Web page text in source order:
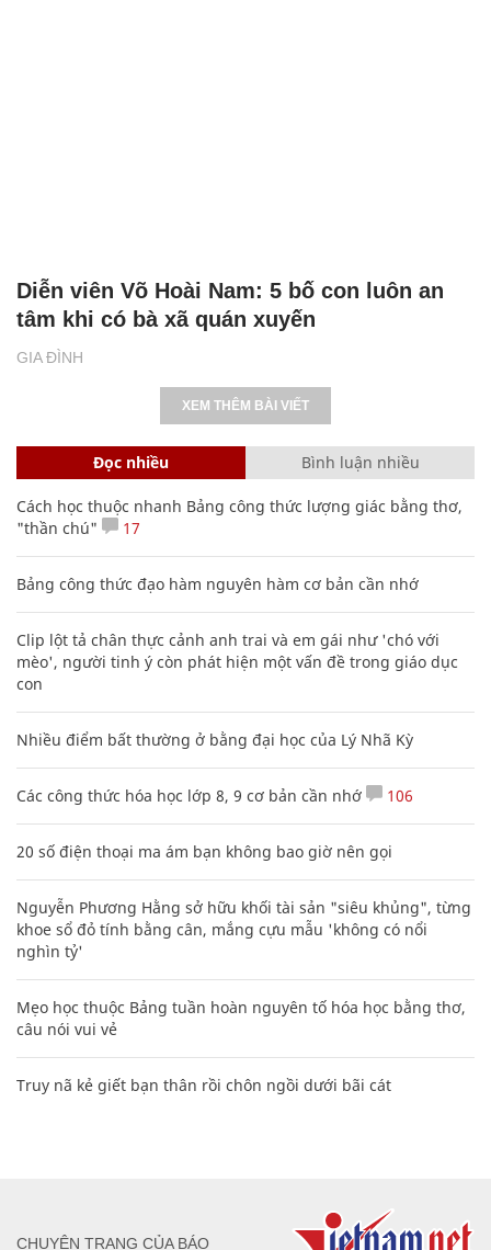
GIA ĐÌNH
Diễn viên Võ Hoài Nam: 5 bố con luôn an
tâm khi có bà xã quán xuyến
XEM THÊM BÀI VIẾT
Đọc nhiều Bình luận nhiều
Cách học thuộc nhanh Bảng công thức lượng giác bằng thơ,
"thần chú"
17
Bảng công thức đạo hàm nguyên hàm cơ bản cần nhớ
Clip lột tả chân thực cảnh anh trai và em gái như 'chó với
mèo', người tinh ý còn phát hiện một vấn đề trong giáo dục
con
Nhiều điểm bất thường ở bằng đại học của Lý Nhã Kỳ
Các công thức hóa học lớp 8, 9 cơ bản cần nhớ 106
20 số điện thoại ma ám bạn không bao giờ nên gọi
Nguyễn Phương Hằng sở hữu khối tài sản "siêu khủng", từng
khoe sổ đỏ tính bằng cân, mắng cựu mẫu 'không có nổi
nghìn tỷ'
Mẹo học thuộc Bảng tuần hoàn nguyên tố hóa học bằng thơ,
câu nói vui vẻ
Truy nã kẻ giết bạn thân rồi chôn ngồi dưới bãi cát
CHUYÊN TRANG CỦA BÁO